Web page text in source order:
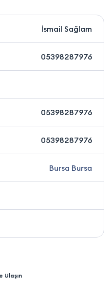
İsmail Sağlam
05398287976
05398287976
05398287976
Bursa Bursa
Ulaşın